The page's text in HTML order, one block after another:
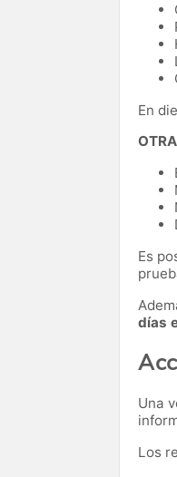
En
Es
días
Una
Los